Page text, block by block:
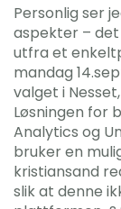
Personlig ser
aspekter –
utfra et
mandag
valget i
Løsningen for
Analytics og
bruker en
kristiansand
slik at denne